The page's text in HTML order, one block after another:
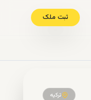
ثبت ملک
ترکیه